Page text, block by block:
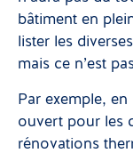
bâtiment en
lister les
mais ce n’est
Par exemple,
ouvert pour les
rénovations